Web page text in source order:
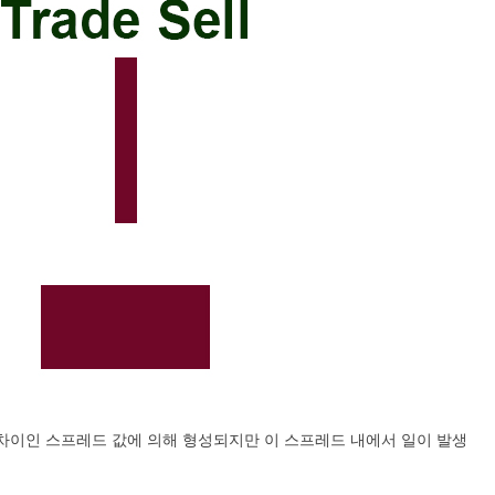
인 스프레드 값에 의해 형성되지만 이 스프레드 내에서 일이 발생